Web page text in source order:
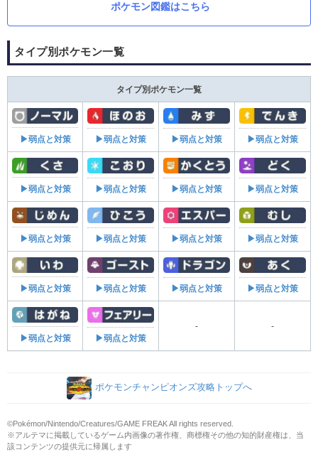
ポケモン図鑑はこちら
タイプ別ポケモン一覧
タイプ別ポケモン一覧
▶弱点と対策 ▶弱点と対策 ▶弱点と対策 ▶弱点と対策
▶弱点と対策 ▶弱点と対策 ▶弱点と対策 ▶弱点と対策
▶弱点と対策 ▶弱点と対策 ▶弱点と対策 ▶弱点と対策
▶弱点と対策 ▶弱点と対策 ▶弱点と対策 ▶弱点と対策
▶弱点と対策 ▶弱点と対策
- -
ポケモンチャンピオンズ攻略トップへ
©Pokémon/Nintendo/Creatures/GAME FREAK All rights reserved.
※アルテマに掲載しているゲーム内画像の著作権、商標権その他の知的財産権は、当
該コンテンツの提供元に帰属します